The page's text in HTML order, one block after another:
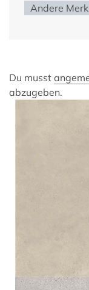
Andere
Du musst
abzugeben.